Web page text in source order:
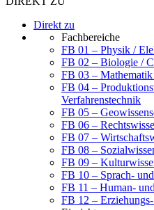
Direkt zu
Fachbereiche
FB 01 – Physik /
FB 02 – Biologie /
FB 03 –
FB 04 –
Verfahrenstechnik
FB 05 –
FB 06 –
FB 07 –
FB 08 –
FB 09 –
FB 10 – Sprach-
FB 11 – Human-
FB 12 –